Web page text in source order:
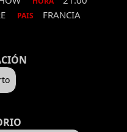
PAIS FRANCIA